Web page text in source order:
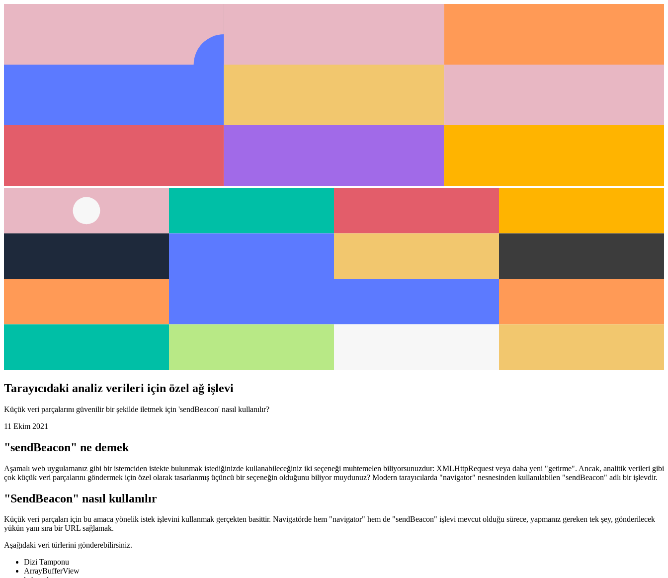
Tarayıcıdaki analiz verileri için özel ağ işlevi
11 Ekim 2021
"sendBeacon" ne demek
Aşamalı web uygulamanız gibi bir istemciden istekte bulunmak istediğinizde kullanabileceğiniz iki seçeneği muhtemelen biliyorsunuzdur: XMLHttpRequest veya daha yeni "getirme". Ancak, analitik verileri gibi
çok küçük veri parçalarını göndermek için özel olarak tasarlanmış üçüncü bir seçeneğin olduğunu biliyor muydunuz? Modern tarayıcılarda "navigator" nesnesinden kullanılabilen "sendBeacon" adlı bir işlevdir.
"SendBeacon" nasıl kullanılır
Küçük veri parçaları için bu amaca yönelik istek işlevini kullanmak gerçekten basittir. Navigatörde hem "navigator" hem de "sendBeacon" işlevi mevcut olduğu sürece, yapmanız gereken tek şey, gönderilecek
Aşağıdaki veri türlerini gönderebilirsiniz.